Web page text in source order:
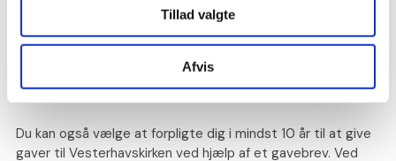
Tillad valgte
Afvis
m.m. Du skal ikke selv indberette gaven til SKAT – det
sørger vi for.
Gavebrev
Du kan også vælge at forpligte dig i mindst 10 år til at give
gaver til Vesterhavskirken ved hjælp af et gavebrev. Ved